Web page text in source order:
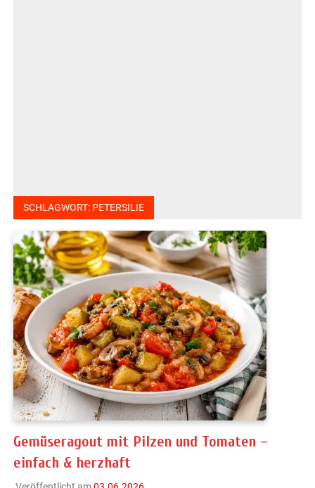
SCHLAGWORT: PETERSILIE
Gemüseragout mit Pilzen und Tomaten –
einfach & herzhaft